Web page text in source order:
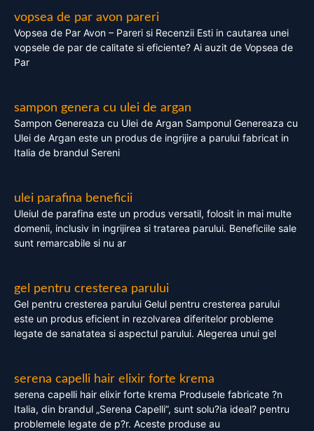
vopsea de par avon pareri
Vopsea de Par Avon – Pareri si Recenzii Esti in cautarea unei
vopsele de par de calitate si eficiente? Ai auzit de Vopsea de
Par
sampon genera cu ulei de argan
Sampon Genereaza cu Ulei de Argan Samponul Genereaza cu
Ulei de Argan este un produs de ingrijire a parului fabricat in
Italia de brandul Sereni
ulei parafina beneficii
Uleiul de parafina este un produs versatil, folosit in mai multe
domenii, inclusiv in ingrijirea si tratarea parului. Beneficiile sale
sunt remarcabile si nu ar
gel pentru cresterea parului
Gel pentru cresterea parului Gelul pentru cresterea parului
este un produs eficient in rezolvarea diferitelor probleme
legate de sanatatea si aspectul parului. Alegerea unui gel
serena capelli hair elixir forte krema
serena capelli hair elixir forte krema Produsele fabricate ?n
Italia, din brandul „Serena Capelli”, sunt solu?ia ideal? pentru
problemele legate de p?r. Aceste produse au